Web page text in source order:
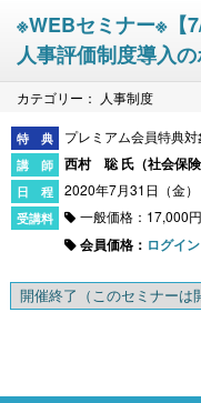
※WEBセミナー※【
人事評価制度導入
カテゴリー： 人事制度
プレミアム会員特典対
西村 聡 氏（社会保
2020年7月31日（金）
一般価格：17,000円
会員価格： ログイン
開催終了 （このセミナーは